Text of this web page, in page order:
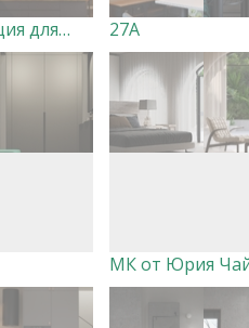
Визуализация для Maria Vyunnik 27А